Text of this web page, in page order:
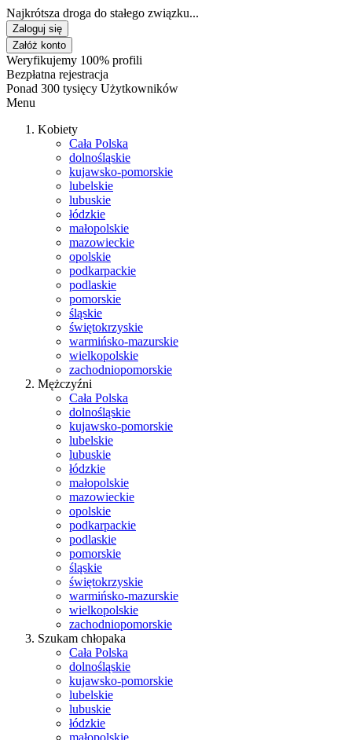
Najkrótsza droga do stałego związku...
Zaloguj się
Załóż konto
Weryfikujemy 100% profili
Bezpłatna rejestracja
Ponad 300 tysięcy Użytkowników
Menu
Kobiety
Cała Polska
dolnośląskie
kujawsko-pomorskie
lubelskie
lubuskie
łódzkie
małopolskie
mazowieckie
opolskie
podkarpackie
podlaskie
pomorskie
śląskie
świętokrzyskie
warmińsko-mazurskie
wielkopolskie
zachodniopomorskie
Mężczyźni
Cała Polska
dolnośląskie
kujawsko-pomorskie
lubelskie
lubuskie
łódzkie
małopolskie
mazowieckie
opolskie
podkarpackie
podlaskie
pomorskie
śląskie
świętokrzyskie
warmińsko-mazurskie
wielkopolskie
zachodniopomorskie
Szukam chłopaka
Cała Polska
dolnośląskie
kujawsko-pomorskie
lubelskie
lubuskie
łódzkie
małopolskie